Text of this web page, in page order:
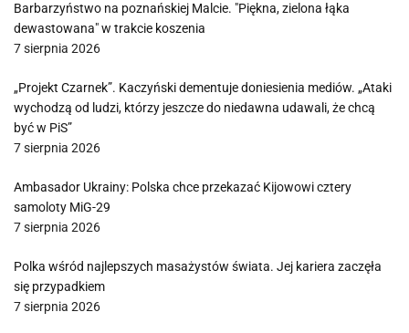
Barbarzyństwo na poznańskiej Malcie. "Piękna, zielona łąka
dewastowana" w trakcie koszenia
7 sierpnia 2026
„Projekt Czarnek”. Kaczyński dementuje doniesienia mediów. „Ataki
wychodzą od ludzi, którzy jeszcze do niedawna udawali, że chcą
być w PiS”
7 sierpnia 2026
Ambasador Ukrainy: Polska chce przekazać Kijowowi cztery
samoloty MiG-29
7 sierpnia 2026
Polka wśród najlepszych masażystów świata. Jej kariera zaczęła
się przypadkiem
7 sierpnia 2026